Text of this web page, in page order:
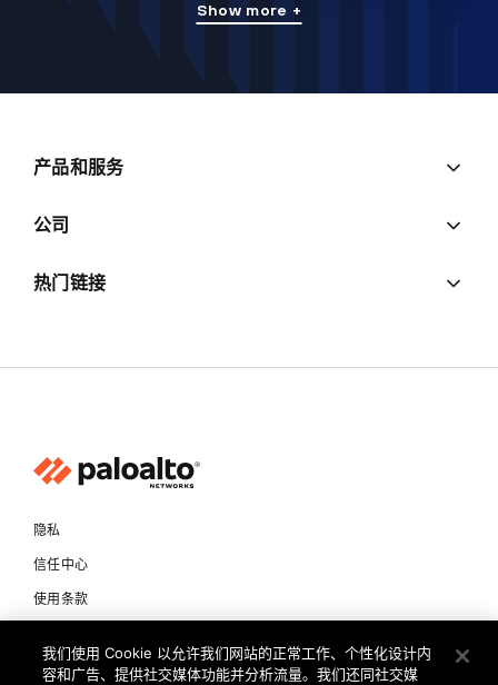
Show more +
产品和服务
公司
热门链接
隐私
信任中心
使用条款
我们使用 Cookie 以允许我们网站的正常工作、个性化设计内
容和广告、提供社交媒体功能并分析流量。我们还同社交媒